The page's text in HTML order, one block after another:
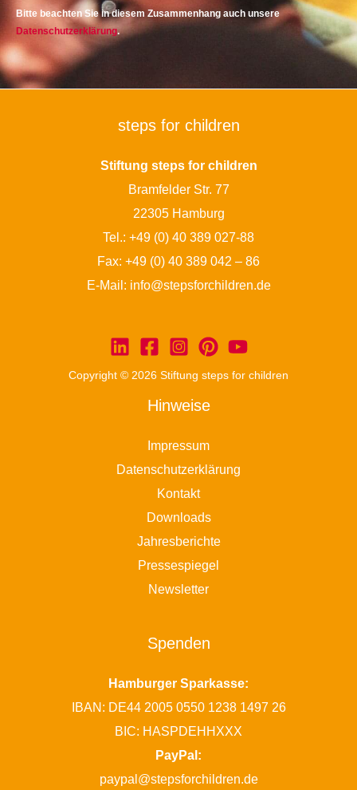
Bitte beachten Sie in diesem Zusammenhang auch unsere
Datenschutzerklärung.
steps for children
Stiftung steps for children
Bramfelder Str. 77
22305 Hamburg
Tel.: +49 (0) 40 389 027-88
Fax: +49 (0) 40 389 042 – 86
E-Mail: info@stepsforchildren.de
Copyright © 2026 Stiftung steps for children
Hinweise
Impressum
Datenschutzerklärung
Kontakt
Downloads
Jahresberichte
Pressespiegel
Newsletter
Spenden
Hamburger Sparkasse:
IBAN: DE44 2005 0550 1238 1497 26
BIC: HASPDEHHXXX
PayPal:
paypal@stepsforchildren.de